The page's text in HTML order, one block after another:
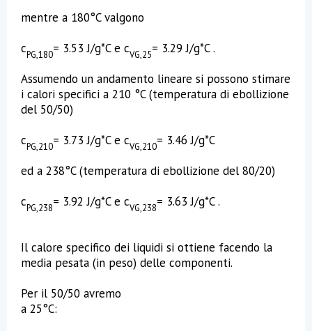
mentre a 180°C valgono
cPG,180= 3.53 J/g*C e cVG,25= 3.29 J/g*C .
Assumendo un andamento lineare si possono stimare
i calori specifici a 210 °C (temperatura di ebollizione
del 50/50)
cPG,210= 3.73 J/g*C e cVG,210= 3.46 J/g*C
ed a 238°C (temperatura di ebollizione del 80/20)
cPG,238= 3.92 J/g*C e cVG,238= 3.63 J/g*C .
Il calore specifico dei liquidi si ottiene facendo la
media pesata (in peso) delle componenti.
Per il 50/50 avremo
a 25°C: